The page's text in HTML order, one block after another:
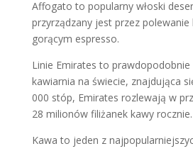
Affogato to popularny włoski
przyrządzany jest przez
gorącym espresso.
Linie Emirates to
kawiarnia na świecie, znajdująca
000 stóp, Emirates rozlewają w
28 milionów filiżanek kawy rocznie.
Kawa to jeden z